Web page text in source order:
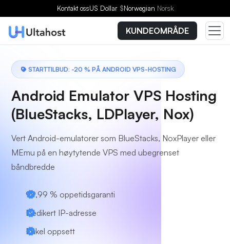
Kontakt ossUS Dollar $Norwegian Norsk
KUNDEOMRÅDE
STARTTILBUD: -20 % PÅ ANDROID VPS-HOSTING
Android Emulator VPS Hosting
(BlueStacks, LDPlayer, Nox)
Vert Android-emulatorer som BlueStacks, NoxPlayer eller
MEmu på en høytytende VPS med ubegrenset
båndbredde
99,99 % oppetidsgaranti
Dedikert IP-adresse
Enkel oppsett